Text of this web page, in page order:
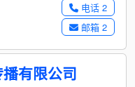
电话 2
邮箱 2
有限公司